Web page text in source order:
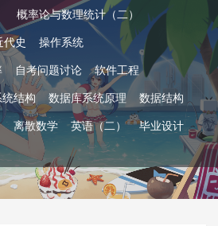
概率论与数理统计（二）
代史
操作系统
自考问题讨论
软件工程
结构 数据库系统原理
数据结构
离散数学 英语（二）
毕业设计